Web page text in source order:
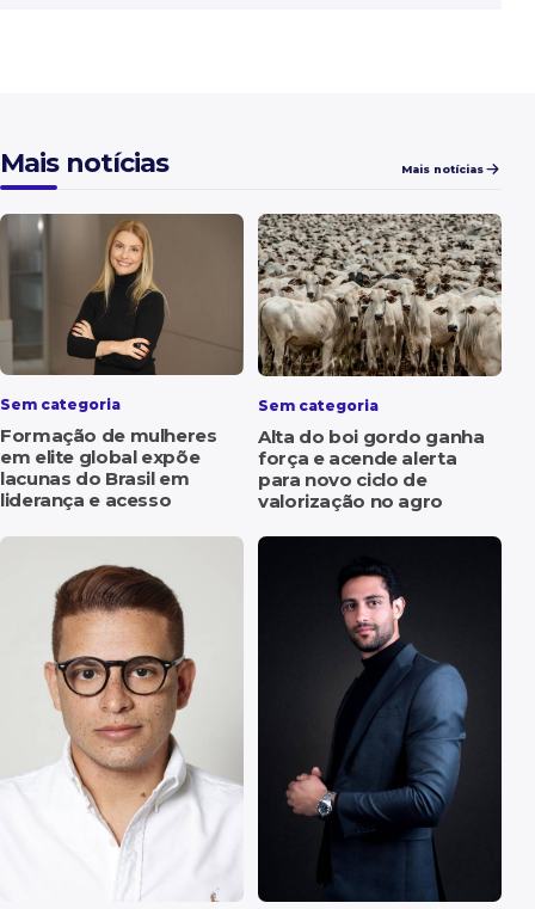
Mais notícias Mais notícias
Sem categoria
Formação de mulheres
em elite global expõe
lacunas do Brasil em
liderança e acesso
Sem categoria
Alta do boi gordo ganha
força e acende alerta
para novo ciclo de
valorização no agro